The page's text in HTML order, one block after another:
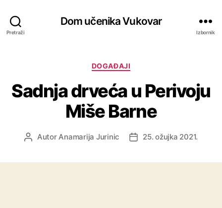
Pretraži
Dom učenika Vukovar
Izbornik
DOGAĐAJI
Sadnja drveća u Perivoju
Miše Barne
Autor Anamarija Jurinic 25. ožujka 2021.